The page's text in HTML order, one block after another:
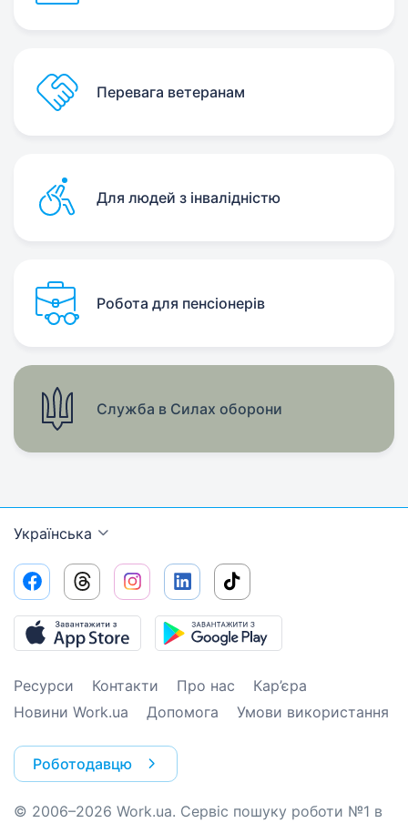
Перевага ветеранам
Для людей з інвалідністю
Робота для пенсіонерів
Служба в Силах оборони
Українська
Ресурси Контакти Про нас
Кар’єра
Новини Work.ua
Допомога Умови використання
Роботодавцю
© 2006–2026 Work.ua. Сервіс пошуку роботи №1 в